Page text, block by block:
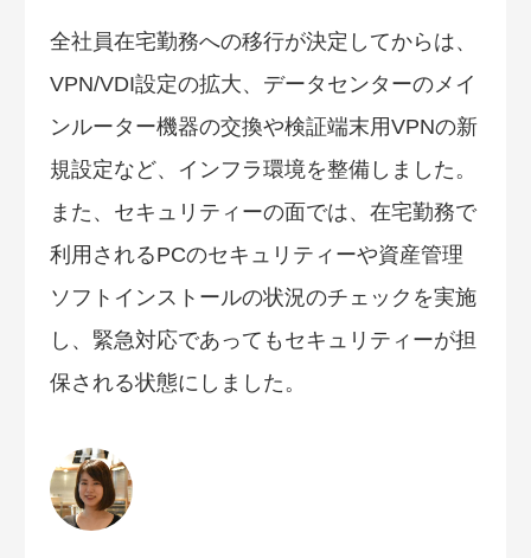
全社員在宅勤務への移行が決定してからは、
VPN/VDI設定の拡大、データセンターのメイ
ンルーター機器の交換や検証端末用VPNの新
規設定など、インフラ環境を整備しました。
また、セキュリティーの面では、在宅勤務で
利用されるPCのセキュリティーや資産管理
ソフトインストールの状況のチェックを実施
し、緊急対応であってもセキュリティーが担
保される状態にしました。